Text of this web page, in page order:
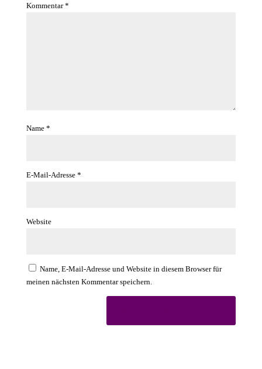
Kommentar*
Name *
E-Mail-Adresse *
Website
Name, E-Mail-Adresse und Website in diesem Browser für
meinen nächsten Kommentar speichern.